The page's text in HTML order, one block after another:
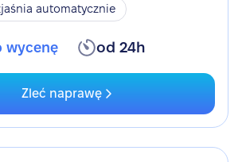
automatycznie
wycenę od 24h
Zleć naprawę